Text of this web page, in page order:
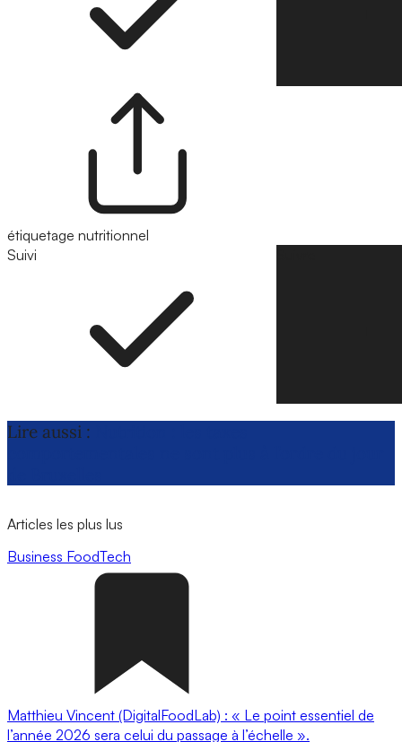
étiquetage nutritionnel
Suivi
Lire aussi :
Articles les plus lus
Business FoodTech
Matthieu Vincent (DigitalFoodLab) : « Le point essentiel de
l’année 2026 sera celui du passage à l’échelle ».